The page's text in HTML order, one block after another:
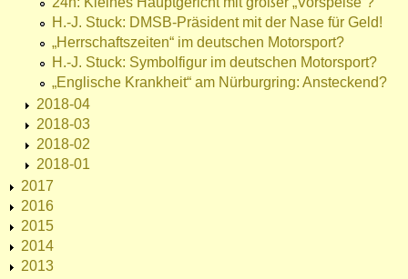
H.-J. Stuck: DMSB-Präsident mit der Nase für Geld!
„Herrschaftszeiten“ im deutschen Motorsport?
H.-J. Stuck: Symbolfigur im deutschen Motorsport?
„Englische Krankheit“ am Nürburgring: Ansteckend?
2018-04
2018-03
2018-02
2018-01
2017
2016
2015
2014
2013